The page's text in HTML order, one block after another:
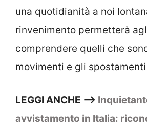
una quotidianità a noi
rinvenimento permetterà
comprendere quelli che
movimenti e gli
LEGGI ANCHE –>
avvistamento in Italia: